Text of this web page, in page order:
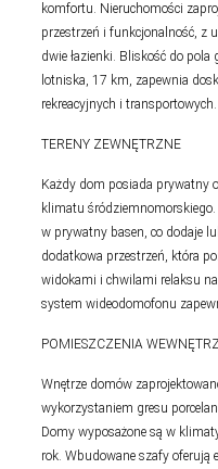
komfortu. Nieruchomości
przestrzeń i funkcjonalność, z
dwie łazienki. Bliskość do
lotniska, 17 km, zapewnia
rekreacyjnych i transportowych.
TERENY ZEWNĘTRZNE
Każdy dom posiada prywatny
klimatu
w prywatny basen, co dodaje
dodatkowa przestrzeń, która
widokami i chwilami relaksu
system wideodomofonu
POMIESZCZENIA
Wnętrze domów
wykorzystaniem gresu
Domy wyposażone są w
rok. Wbudowane szafy oferują